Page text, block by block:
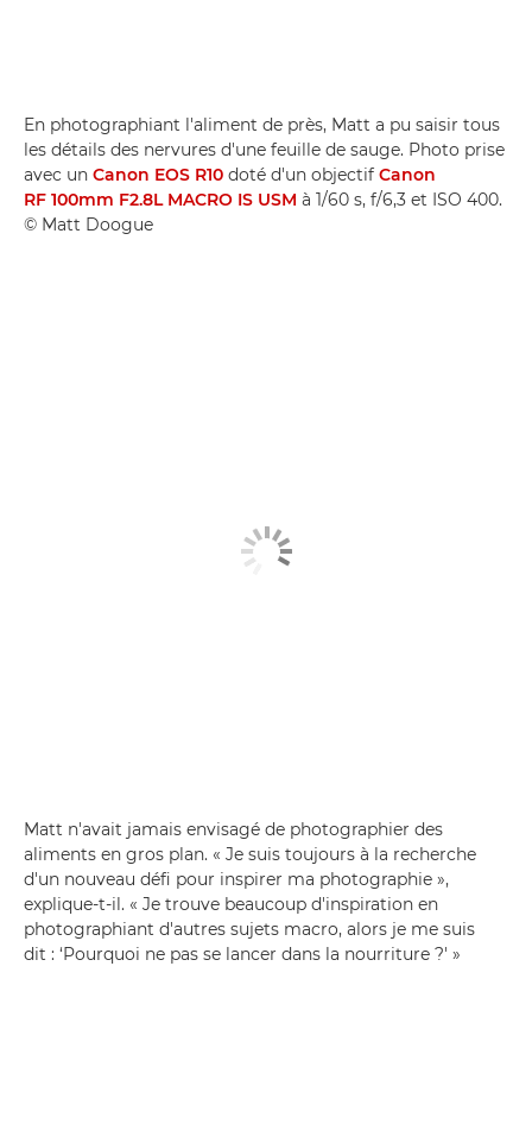
En photographiant l'aliment de près, Matt a pu saisir tous
les détails des nervures d'une feuille de sauge. Photo prise
avec un Canon EOS R10 doté d'un objectif Canon
RF 100mm F2.8L MACRO IS USM à 1/60 s, f/6,3 et ISO 400.
© Matt Doogue
Matt n'avait jamais envisagé de photographier des
aliments en gros plan. « Je suis toujours à la recherche
d'un nouveau défi pour inspirer ma photographie »,
explique-t-il. « Je trouve beaucoup d'inspiration en
photographiant d'autres sujets macro, alors je me suis
dit : ‘Pourquoi ne pas se lancer dans la nourriture ?' »